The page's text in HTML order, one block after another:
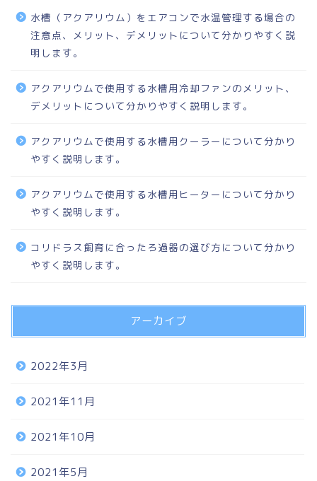
水槽（アクアリウム）をエアコンで水温管理する場合の
注意点、メリット、デメリットについて分かりやすく説
明します。
アクアリウムで使用する水槽用冷却ファンのメリット、
デメリットについて分かりやすく説明します。
アクアリウムで使用する水槽用クーラーについて分かり
やすく説明します。
アクアリウムで使用する水槽用ヒーターについて分かり
やすく説明します。
コリドラス飼育に合ったろ過器の選び方について分かり
やすく説明します。
アーカイブ
2022年3月
2021年11月
2021年10月
2021年5月